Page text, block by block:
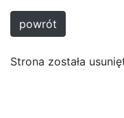
powrót
Strona została